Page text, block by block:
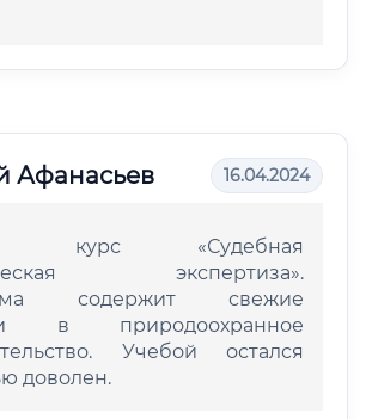
Афанасьев 16.04.2024
курс «Судебная
экспертиза».
содержит свежие
в природоохранное
Учебой остался
доволен.